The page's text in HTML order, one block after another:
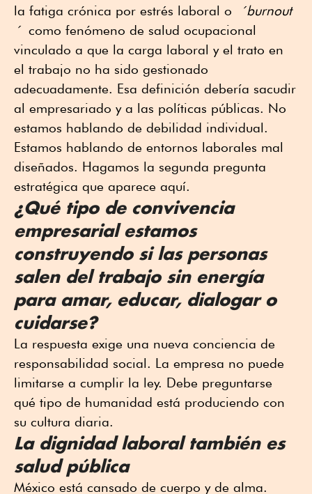
la fatiga crónica por estrés laboral o
´burnout
´ como fenómeno de salud ocupacional
vinculado a que la carga laboral y el trato en
el trabajo no ha sido gestionado
adecuadamente. Esa definición debería sacudir
al empresariado y a las políticas públicas. No
estamos hablando de debilidad individual.
Estamos hablando de entornos laborales mal
diseñados. Hagamos la segunda pregunta
estratégica que aparece aquí.
¿Qué tipo de convivencia
empresarial estamos
construyendo si las personas
salen del trabajo sin energía
para amar, educar, dialogar o
cuidarse?
La respuesta exige una nueva conciencia de
responsabilidad social. La empresa no puede
limitarse a cumplir la ley. Debe preguntarse
qué tipo de humanidad está produciendo con
su cultura diaria.
La dignidad laboral también es
salud pública
México está cansado de cuerpo y de alma.